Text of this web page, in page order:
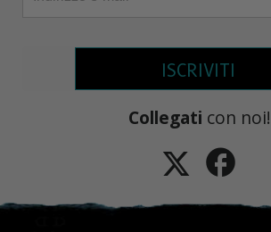
ISCRIVITI
Collegati con noi!